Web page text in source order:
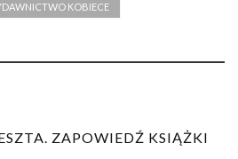
KOBIECE
ZAPOWIEDŹ KSIĄŻKI